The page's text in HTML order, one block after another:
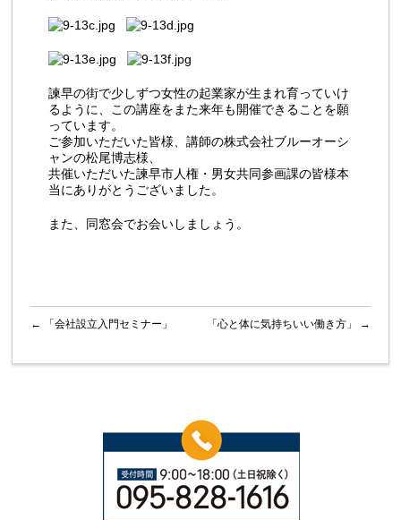
諫早の街で少しずつ女性の起業家が生まれ育っていけ
るように、この講座をまた来年も開催できることを願
っています。
ご参加いただいた皆様、講師の株式会社ブルーオーシ
ャンの松尾博志様、
共催いただいた諫早市人権・男女共同参画課の皆様本
当にありがとうございました。
また、同窓会でお会いしましょう。
← 「会社設立入門セミナー」 「心と体に気持ちいい働き方」 →